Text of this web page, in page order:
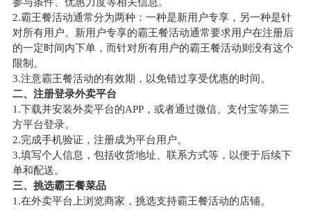
参与条件、优惠力度等相关信息。
2.霸王餐活动通常分为两种：一种是新用户专享，另一种是针
对所有用户。新用户专享的霸王餐活动通常要求用户在注册后
的一定时间内下单，而针对所有用户的霸王餐活动则没有这个
限制。
3.注意霸王餐活动的有效期，以免错过享受优惠的时间。
二、注册登录外卖平台
1.下载并安装外卖平台的APP，或者通过微信、支付宝等第三
方平台登录。
2.完成手机验证，注册成为平台用户。
3.填写个人信息，包括收货地址、联系方式等，以便于后续下
单和配送。
三、挑选霸王餐菜品
1.在外卖平台上浏览商家，挑选支持霸王餐活动的店铺。